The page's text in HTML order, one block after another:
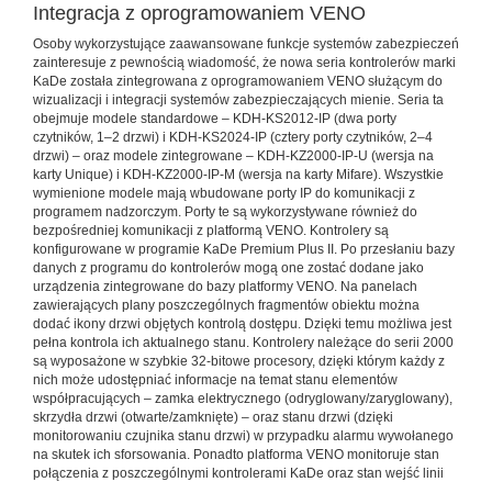
Integracja z oprogramowaniem VENO
Osoby wykorzystujące zaawansowane funkcje systemów zabezpieczeń
zainteresuje z pewnością wiadomość, że nowa seria kontrolerów marki
KaDe została zintegrowana z oprogramowaniem VENO służącym do
wizualizacji i integracji systemów zabezpieczających mienie. Seria ta
obejmuje modele standardowe – KDH-KS2012-IP (dwa porty
czytników, 1–2 drzwi) i KDH-KS2024-IP (cztery porty czytników, 2–4
drzwi) – oraz modele zintegrowane – KDH-KZ2000-IP-U (wersja na
karty Unique) i KDH-KZ2000-IP-M (wersja na karty Mifare). Wszystkie
wymienione modele mają wbudowane porty IP do komunikacji z
programem nadzorczym. Porty te są wykorzystywane również do
bezpośredniej komunikacji z platformą VENO. Kontrolery są
konfigurowane w programie KaDe Premium Plus II. Po przesłaniu bazy
danych z programu do kontrolerów mogą one zostać dodane jako
urządzenia zintegrowane do bazy platformy VENO. Na panelach
zawierających plany poszczególnych fragmentów obiektu można
dodać ikony drzwi objętych kontrolą dostępu. Dzięki temu możliwa jest
pełna kontrola ich aktualnego stanu. Kontrolery należące do serii 2000
są wyposażone w szybkie 32-bitowe procesory, dzięki którym każdy z
nich może udostępniać informacje na temat stanu elementów
współpracujących – zamka elektrycznego (odryglowany/zaryglowany),
skrzydła drzwi (otwarte/zamknięte) – oraz stanu drzwi (dzięki
monitorowaniu czujnika stanu drzwi) w przypadku alarmu wywołanego
na skutek ich sforsowania. Ponadto platforma VENO monitoruje stan
połączenia z poszczególnymi kontrolerami KaDe oraz stan wejść linii